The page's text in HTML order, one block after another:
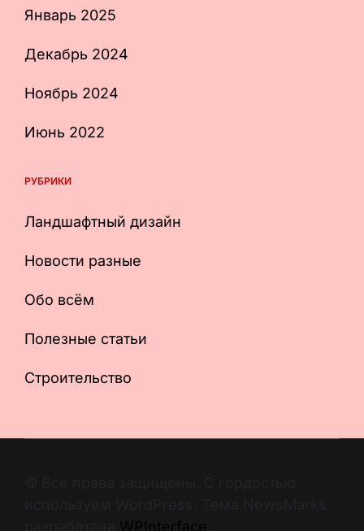
Январь 2025
Декабрь 2024
Ноябрь 2024
Июнь 2022
РУБРИКИ
Ландшафтный дизайн
Новости разные
Обо всём
Полезные статьи
Строительство